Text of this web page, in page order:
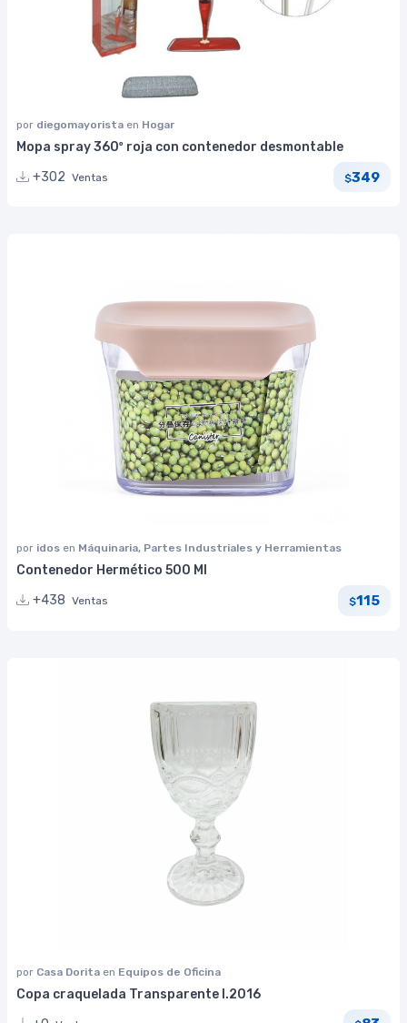
por diegomayorista en Hogar
Mopa spray 360º roja con contenedor desmontable
+302 Ventas $349
por idos en Máquinaria, Partes Industriales y Herramientas
Contenedor Hermético 500 Ml
+438 Ventas $115
por Casa Dorita en Equipos de Oficina
Copa craquelada Transparente I.2016